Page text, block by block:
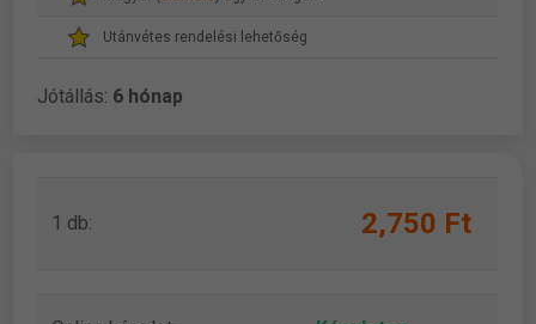
Utánvétes rendelési lehetőség
Jótállás: 6 hónap
1 db: 2,750 Ft